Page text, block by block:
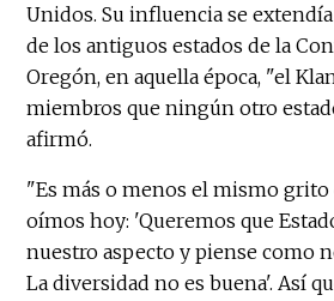
Unidos. Su influencia se
de los antiguos estados de la
Oregón, en aquella época, "el
miembros que ningún otro
afirmó.
"Es más o menos el mismo grito
oímos hoy: 'Queremos que
nuestro aspecto y piense como
La diversidad no es buena'. Así